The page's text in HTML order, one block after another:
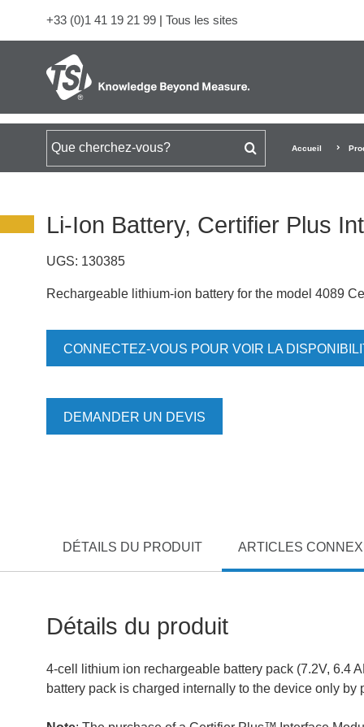
+33 (0)1 41 19 21 99 | Tous les sites
Rechercher Accueil
Li-Ion Battery, Certifier Plus
UGS: 130385
Rechargeable lithium-ion battery for the model 4089
CONNECTEZ-VOUS POUR VOIR LA
DEMANDER UN DEVIS
DÉTAILS DU PRODUIT ARTICLES
Détails du produit
4-cell lithium ion rechargeable battery pack (7.2V, 6.4
battery pack is charged internally to the device only